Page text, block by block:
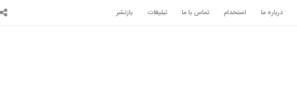
درباره ما استخدام تماس با ما تبلیغات بازنشر